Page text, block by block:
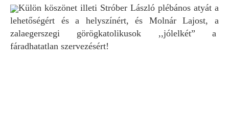
Külön köszönet illeti Stróber László plébános atyát a
lehetőségért és a helyszínért, és Molnár Lajost, a
zalaegerszegi görögkatolikusok ,,jólelkét” a
fáradhatatlan szervezésért!